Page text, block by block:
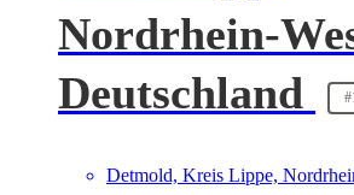
Nordrhein-
Deutschland
Detmold, Kreis Lippe,